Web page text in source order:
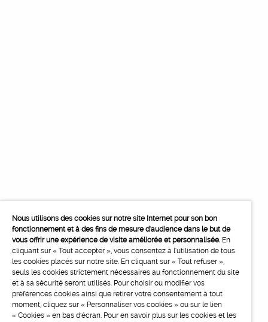
Nous utilisons des cookies sur notre site Internet pour son bon
fonctionnement et à des fins de mesure d'audience dans le but de
vous offrir une expérience de visite améliorée et personnalisée. En
cliquant sur « Tout accepter », vous consentez à l'utilisation de tous
les cookies placés sur notre site. En cliquant sur « Tout refuser »,
seuls les cookies strictement nécessaires au fonctionnement du site
et à sa sécurité seront utilisés. Pour choisir ou modifier vos
préférences cookies ainsi que retirer votre consentement à tout
moment, cliquez sur « Personnaliser vos cookies » ou sur le lien
« Cookies » en bas d'écran. Pour en savoir plus sur les cookies et les